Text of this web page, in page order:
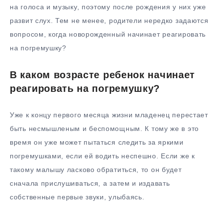
на голоса и музыку, поэтому после рождения у них уже
развит слух. Тем не менее, родители нередко задаются
вопросом, когда новорожденный начинает реагировать
на погремушку?
В каком возрасте ребенок начинает
реагировать на погремушку?
Уже к концу первого месяца жизни младенец перестает
быть несмышленым и беспомощным. К тому же в это
время он уже может пытаться следить за яркими
погремушками, если ей водить неспешно. Если же к
такому малышу ласково обратиться, то он будет
сначала прислушиваться, а затем и издавать
собственные первые звуки, улыбаясь.